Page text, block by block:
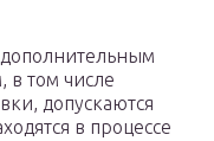
том числе
допускаются
в процессе